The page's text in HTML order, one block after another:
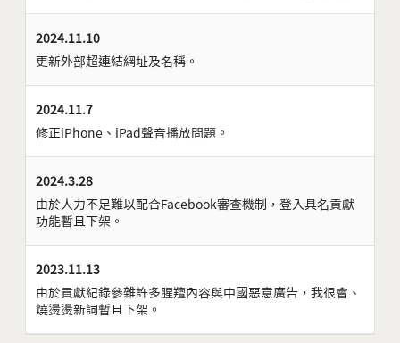
2024.11.10
更新外部超連結網址及名稱。
2024.11.7
修正iPhone、iPad聲音播放問題。
2024.3.28
由於人力不足難以配合Facebook審查機制，登入具名貢獻
功能暫且下架。
2023.11.13
由於貢獻紀錄參雜許多腥羶內容與中國惡意廣告，我很會、
燒燙燙新詞暫且下架。